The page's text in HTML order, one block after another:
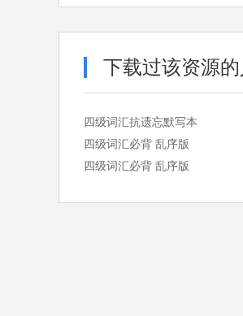
下载过该资源
四级词汇抗遗忘默写本
四级词汇必背 乱序版
四级词汇必背 乱序版